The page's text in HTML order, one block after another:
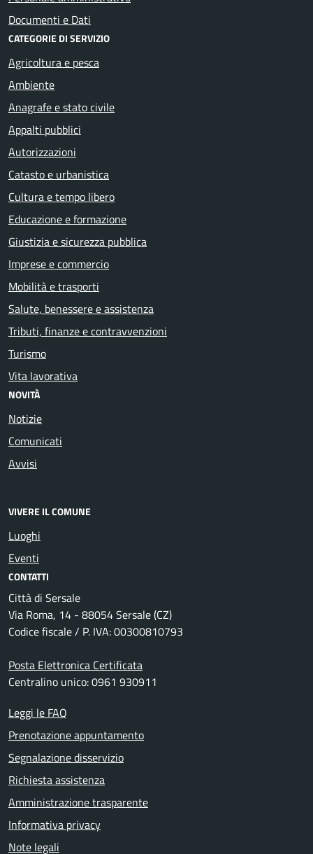
Documenti e Dati
CATEGORIE DI SERVIZIO
Agricoltura e pesca
Ambiente
Anagrafe e stato civile
Appalti pubblici
Autorizzazioni
Catasto e urbanistica
Cultura e tempo libero
Educazione e formazione
Giustizia e sicurezza pubblica
Imprese e commercio
Mobilità e trasporti
Salute, benessere e assistenza
Tributi, finanze e contravvenzioni
Turismo
Vita lavorativa
NOVITÀ
Notizie
Comunicati
Avvisi
VIVERE IL COMUNE
Luoghi
Eventi
CONTATTI
Città di Sersale
Via Roma, 14 - 88054 Sersale (CZ)
Codice fiscale / P. IVA: 00300810793
Posta Elettronica Certificata
Centralino unico: 0961 930911
Leggi le FAQ
Prenotazione appuntamento
Segnalazione disservizio
Richiesta assistenza
Amministrazione trasparente
Informativa privacy
Note legali